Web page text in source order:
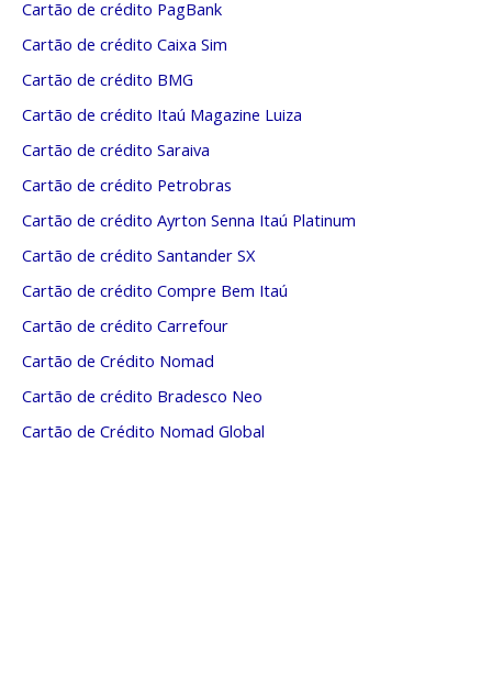
Cartão de crédito PagBank
Cartão de crédito Caixa Sim
Cartão de crédito BMG
Cartão de crédito Itaú Magazine Luiza
Cartão de crédito Saraiva
Cartão de crédito Petrobras
Cartão de crédito Ayrton Senna Itaú Platinum
Cartão de crédito Santander SX
Cartão de crédito Compre Bem Itaú
Cartão de crédito Carrefour
Cartão de Crédito Nomad
Cartão de crédito Bradesco Neo
Cartão de Crédito Nomad Global